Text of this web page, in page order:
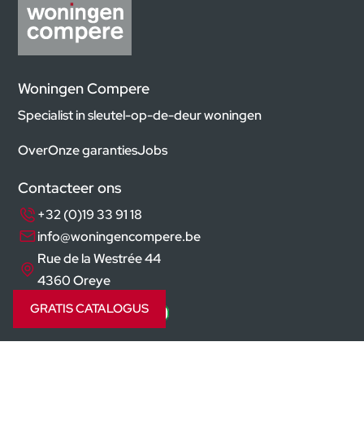
GRATIS CATALOGUS
Woningen Compere
Specialist in sleutel-op-de-deur woningen
OverOnze garantiesJobs
Contacteer ons
+32 (0)19 33 91 18
info@woningencompere.be
Rue de la Westrée 44
4360 Oreye